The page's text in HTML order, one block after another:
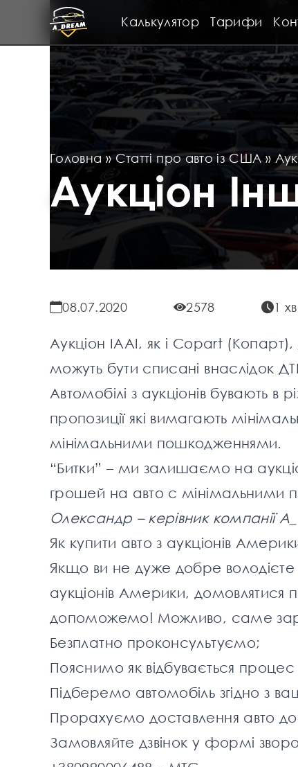
Калькулятор Тарифи
Головна »Статті про авто із США»
Аукціон
08.07.2020 2578 1
Аукціон IAAI, як і Copart (Копарт),
можуть бути списані внаслідок
Автомобілі з аукціонів бувають в
пропозиції які вимагають
мінімальними пошкодженнями.
“Битки” – ми залишаємо на
грошей на авто с мінімальними
Олександр – керівник компанії
Як купити авто з аукціонів
Якщо ви не дуже добре
аукціонів Америки, домовлятися
допоможемо! Можливо, саме
Безплатно проконсультуємо;
Пояснимо як відбувається процес
Підберемо автомобіль згідно з
Прорахуємо доставлення авто до
Замовляйте дзвінок у формі